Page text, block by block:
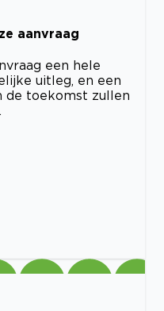
aanvraag
een hele
uitleg, en een
de toekomst zullen